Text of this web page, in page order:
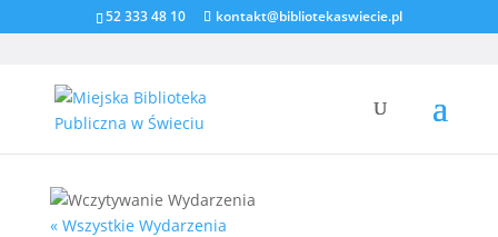
52 333 48 10 kontakt@bibliotekaswiecie.pl
« Wszystkie Wydarzenia